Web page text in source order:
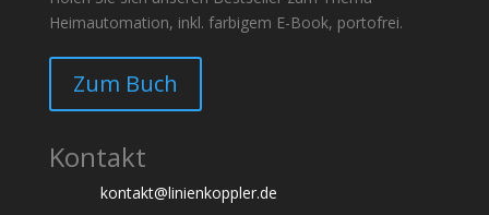
Heimautomation, inkl. farbigem E-Book, portofrei.
Zum Buch
Kontakt
kontakt@linienkoppler.de